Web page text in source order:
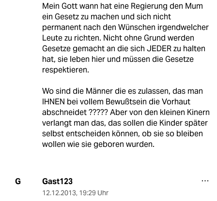
Mein Gott wann hat eine Regierung den Mum
ein Gesetz zu machen und sich nicht
permanent nach den Wünschen irgendwelcher
Leute zu richten. Nicht ohne Grund werden
Gesetze gemacht an die sich JEDER zu halten
hat, sie leben hier und müssen die Gesetze
respektieren.
Wo sind die Männer die es zulassen, das man
IHNEN bei vollem Bewußtsein die Vorhaut
abschneidet ????? Aber von den kleinen Kinern
verlangt man das, das sollen die Kinder später
selbst entscheiden können, ob sie so bleiben
wollen wie sie geboren wurden.
G Gast123
12.12.2013, 19:29 Uhr